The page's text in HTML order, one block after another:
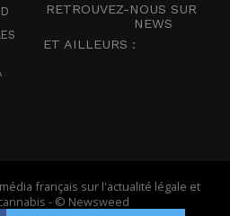
RETROUVEZ-NOUS SUR
NEWS
ET AILLEURS :
français sur l'actualité légale et
- © Newsweed